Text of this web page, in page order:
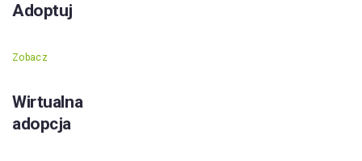
Adoptuj
Zobacz
Wirtualna
adopcja